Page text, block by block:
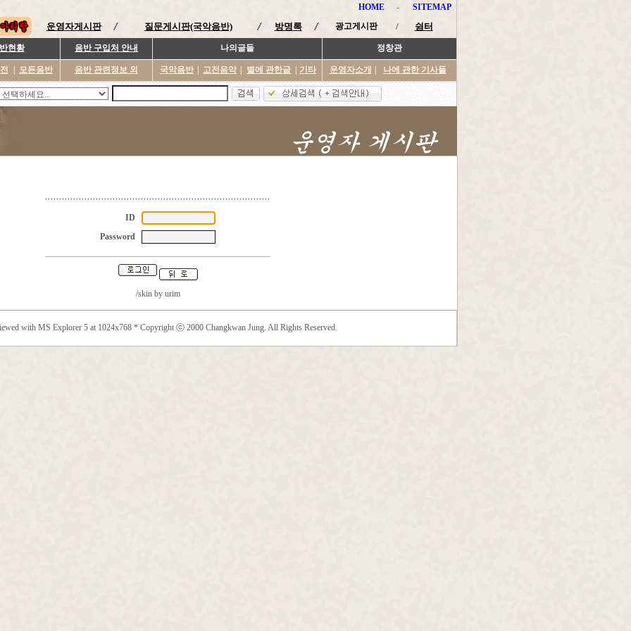
HOME - SITEMAP
운영자게시판 질문게시판(국악음반) 방명록 광고게시판 / 쉼터
현황 음반 구입처 안내 나의글들 정창관
모든음반 음반 관련정보 외 국악음반 고전음악 별에 관한글 기타 운영자소개 나에 관한 기사들
ID
Password
/skin by urim
with MS Explorer 5 at 1024x768 * Copyright ⓒ 2000 Changkwan Jung. All Rights Reserved.